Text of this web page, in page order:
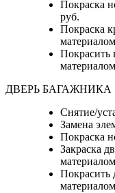
Покраска
руб.
Покраска
Покрасить
ДВЕРЬ БАГАЖНИКА
Снятие/
Замена
Покраска
Закраска
Покрасить